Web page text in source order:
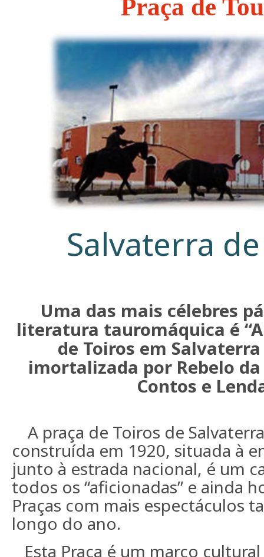
Praça de
Salvaterra
Uma das mais célebres
literatura tauromáquica é
de Toiros em
imortalizada por Rebelo
Contos e
A praça de Toiros de
construída em 1920, situada à
junto à estrada nacional, é um
todos os “aficionadas” e ainda
Praças com mais espectáculos
longo do ano.
Esta Praça é um marco